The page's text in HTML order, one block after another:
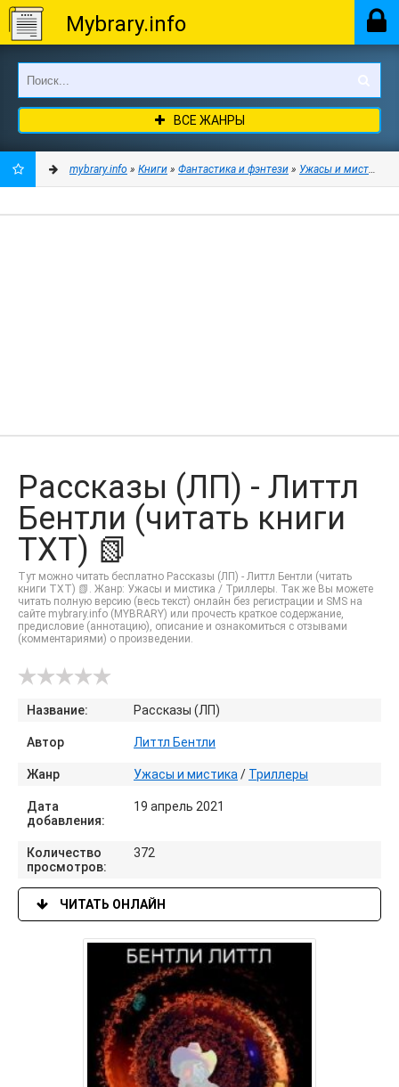
Mybrary.info
ВСЕ ЖАНРЫ
mybrary.info » Книги » Фантастика и фэнтези » Ужасы и мистика
Рассказы (ЛП) - Литтл
Бентли (читать книги
TXT) 📗
Тут можно читать бесплатно Рассказы (ЛП) - Литтл Бентли (читать
книги TXT) 📗. Жанр: Ужасы и мистика / Триллеры. Так же Вы можете
читать полную версию (весь текст) онлайн без регистрации и SMS на
сайте mybrary.info (MYBRARY) или прочесть краткое содержание,
предисловие (аннотацию), описание и ознакомиться с отзывами
(комментариями) о произведении.
Название: Рассказы (ЛП)
Автор Литтл Бентли
Жанр Ужасы и мистика / Триллеры
Дата
добавления:
19 апрель 2021
Количество
просмотров:
372
ЧИТАТЬ ОНЛАЙН